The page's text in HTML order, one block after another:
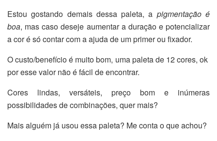
Estou gostando demais dessa paleta, a pigmentação é
boa, mas caso deseje aumentar a duração e potencializar
a cor é só contar com a ajuda de um primer ou fixador.
O custo/benefício é muito bom, uma paleta de 12 cores, ok
por esse valor não é fácil de encontrar.
Cores lindas, versáteis, preço bom e inúmeras
possibilidades de combinações, quer mais?
Mais alguém já usou essa paleta? Me conta o que achou?